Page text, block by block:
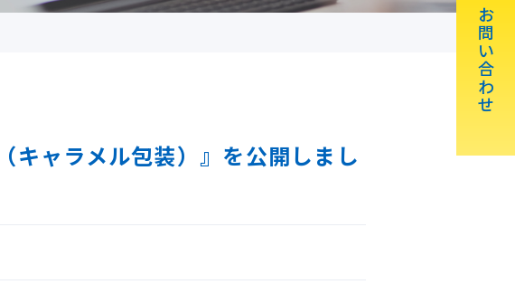
キャラメル包装）』を公開しまし
お
問
い
合
わ
せ